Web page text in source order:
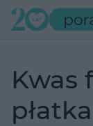
kwas fitynowy w